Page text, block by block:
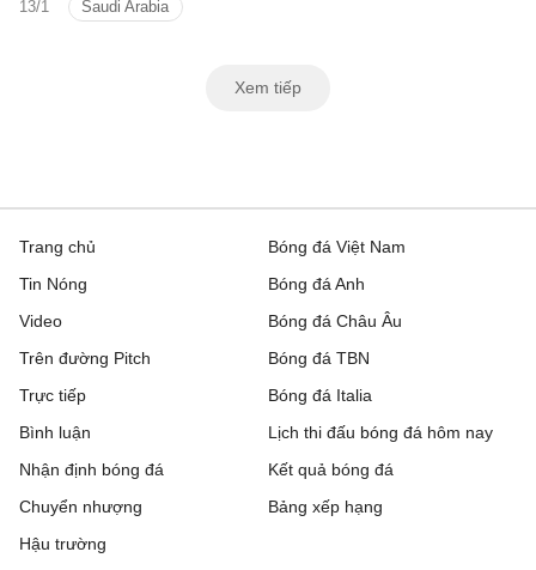
13/1 Saudi Arabia
Saudi Arabia đã trở thành tâm điểm chú
tựa tinh thần cho cả đội trong suốt 90
Xem tiếp
Trang chủ
Tin Nóng
Video
Trên đường Pitch
Trực tiếp
Bóng đá Việt Nam
Bóng đá Anh
Bóng đá Châu Âu
Bóng đá TBN
Bóng đá Italia
Bình luận
Nhận định bóng đá
Chuyển nhượng
Hậu trường
Lịch thi đấu bóng đá hôm nay
Kết quả bóng đá
Bảng xếp hạng